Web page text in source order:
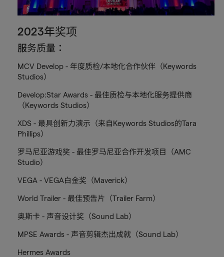
2023年奖项
服务质量：
MCV Develop - 年度质检/本地化合作伙伴（Keywords
Studios）
Develop:Star Awards - 最佳质检与本地化服务提供商
（Keywords Studios）
XDS - 最具创新力演示（来自Keywords Studios的Tara
Phillips）
罗马尼亚游戏奖 - 最佳罗马尼亚合作开发项目（AMC
Studio）
VEGA - VEGA白金奖（Maverick）
World Trailer - 最佳预告片（Trailer Farm）
奥斯卡 - 声音设计奖（Sound Lab）
MPSE Awards - 声音剪辑杰出成就（Sound Lab）
Hermes Awards